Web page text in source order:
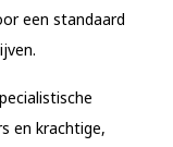
een standaard
en krachtige,